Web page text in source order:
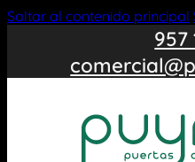
Saltar al contenido principal
957